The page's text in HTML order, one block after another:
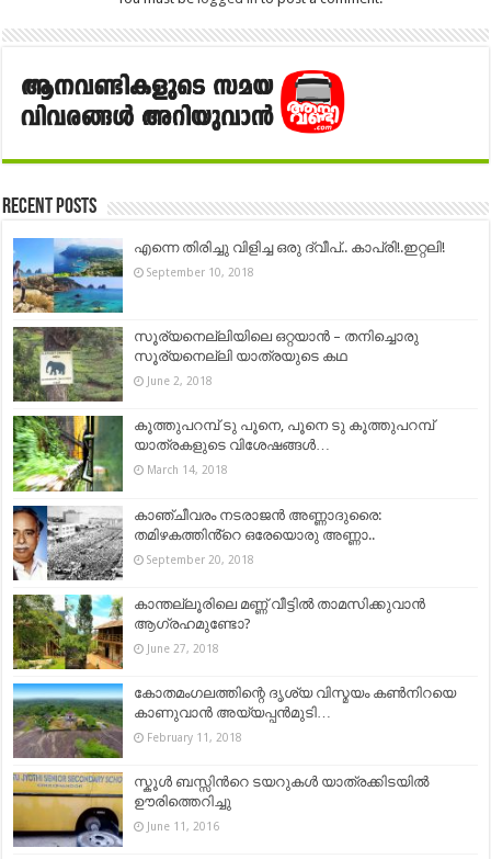
Recent Posts
എന്നെ തിരിച്ചു വിളിച്ച ഒരു ദ്വീപ്.. കാപ്രി!.ഇറ്റലി!
September 10, 2018
സൂര്യനെല്ലിയിലെ ഒറ്റയാൻ – തനിച്ചൊരു
സൂര്യനെല്ലി യാത്രയുടെ കഥ
June 2, 2018
കൂത്തുപറമ്പ് ടു പൂനെ, പൂനെ ടു കൂത്തുപറമ്പ്
യാത്രകളുടെ വിശേഷങ്ങള്‍…
March 14, 2018
കാഞ്ചീവരം നടരാജന്‍ അണ്ണാദുരൈ:
തമിഴകത്തിൻ്റെ ഒരേയൊരു അണ്ണാ..
September 20, 2018
കാന്തല്ലൂരിലെ മണ്ണ് വീട്ടിൽ താമസിക്കുവാൻ
ആഗ്രഹമുണ്ടോ?
June 27, 2018
കോതമംഗലത്തിന്റെ ദൃശ്യ വിസ്മയം കൺനിറയെ
കാണുവാൻ അയ്യപ്പന്‍മുടി…
February 11, 2018
സ്കൂൾ ബസ്സിന്‍റെ ടയറുകൾ യാത്രക്കിടയിൽ
ഊരിത്തെറിച്ചു
June 11, 2016